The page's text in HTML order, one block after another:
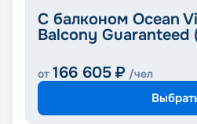
С балконом Ocean
Balcony Guaranteed
от 166 605 ₽ /чел